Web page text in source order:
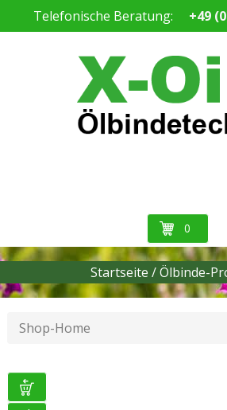
Telefonische Beratung: +49
0
Startseite /Ölbinde-
Shop-Home